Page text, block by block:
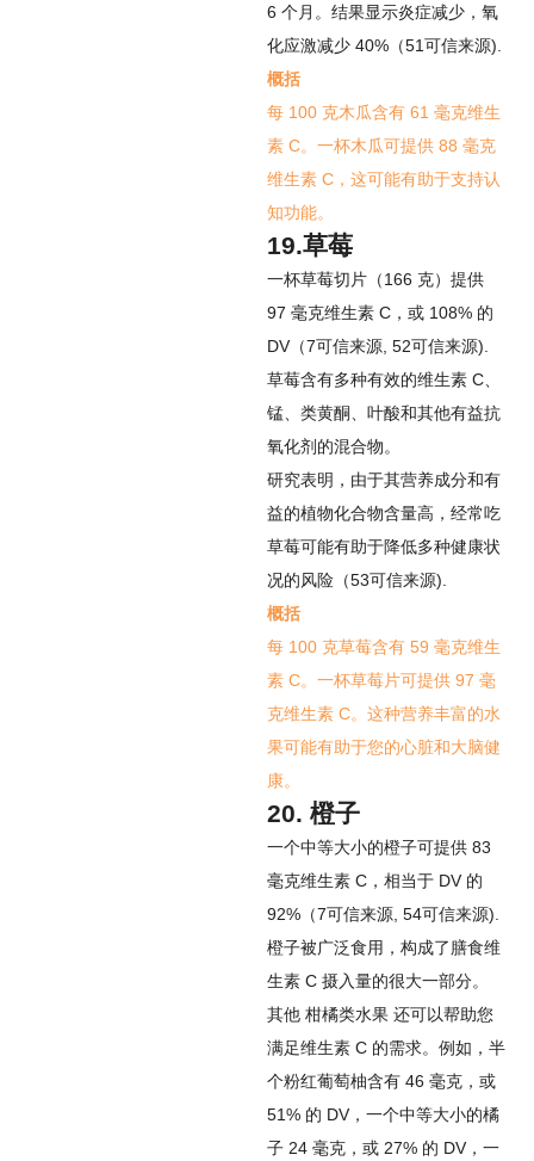
6 个月。结果显示炎症减少，氧
化应激减少 40%（51可信来源).
概括
每 100 克木瓜含有 61 毫克维生
素 C。一杯木瓜可提供 88 毫克
维生素 C，这可能有助于支持认
知功能。
19.草莓
一杯草莓切片（166 克）提供
97 毫克维生素 C，或 108% 的
DV（7可信来源 52可信来源).
草莓含有多种有效的维生素 C、
锰、类黄酮、叶酸和其他有益抗
氧化剂的混合物。
研究表明，由于其营养成分和有
益的植物化合物含量高，经常吃
草莓可能有助于降低多种健康状
况的风险（53可信来源).
概括
每 100 克草莓含有 59 毫克维生
素 C。一杯草莓片可提供 97 毫
克维生素 C。这种营养丰富的水
果可能有助于您的心脏和大脑健
康。
20. 橙子
一个中等大小的橙子可提供 83
毫克维生素 C，相当于 DV 的
92%（7可信来源 54可信来源).
橙子被广泛食用，构成了膳食维
生素 C 摄入量的很大一部分。
其他 柑橘类水果 还可以帮助您
满足维生素 C 的需求。例如，半
个粉红葡萄柚含有 46 毫克，或
51% 的 DV，一个中等大小的橘
子 24 毫克，或 27% 的 DV，一